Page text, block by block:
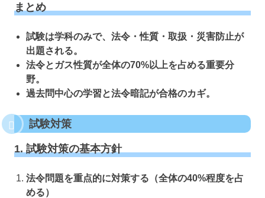
まとめ
試験は学科のみで、法令・性質・取扱・災害防止が
出題される。
法令とガス性質が全体の70%以上を占める重要分
野。
過去問中心の学習と法令暗記が合格のカギ。
試験対策
1. 試験対策の基本方針
法令問題を重点的に対策する（全体の40%程度を占
める）